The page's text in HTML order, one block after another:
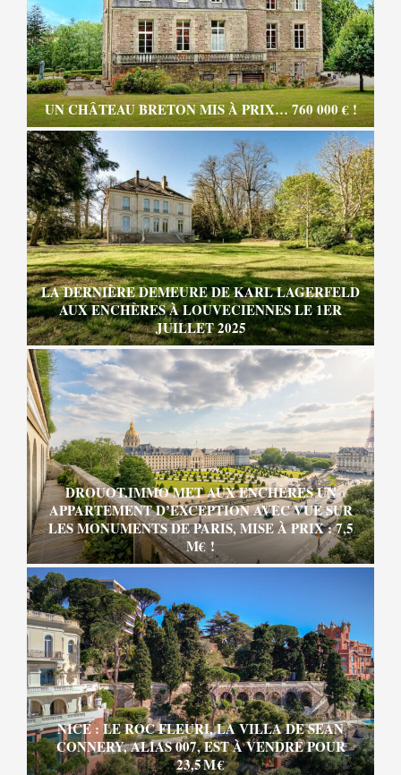
UN CHÂTEAU BRETON MIS À PRIX… 760 000 € !
LA DERNIÈRE DEMEURE DE KARL LAGERFELD
AUX ENCHÈRES À LOUVECIENNES LE 1ER
JUILLET 2025
DROUOT.IMMO MET AUX ENCHÈRES UN
APPARTEMENT D’EXCEPTION AVEC VUE SUR
LES MONUMENTS DE PARIS, MISE À PRIX : 7,5
M€ !
NICE : LE ROC FLEURI, LA VILLA DE SEAN
CONNERY, ALIAS 007, EST À VENDRE POUR
23,5 M €